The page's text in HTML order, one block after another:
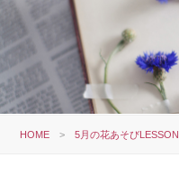
HOME >5月の花あそびLESSON